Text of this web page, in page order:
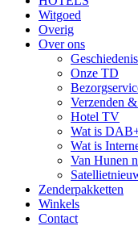
Witgoed
Overig
Over ons
Geschiedenis
Onze TD
Verzenden
Hotel TV
Wat is
Wat is
Van Hunen
Zenderpakketten
Winkels
Contact